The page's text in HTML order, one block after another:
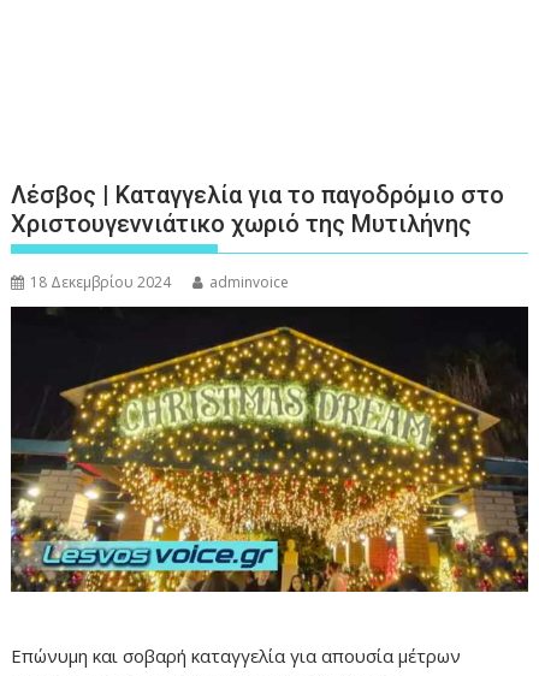
Λέσβος | Καταγγελία για το παγοδρόμιο στο
Χριστουγεννιάτικο χωριό της Μυτιλήνης
18 Δεκεμβρίου 2024 adminvoice
Επώνυμη και σοβαρή καταγγελία για απουσία μέτρων